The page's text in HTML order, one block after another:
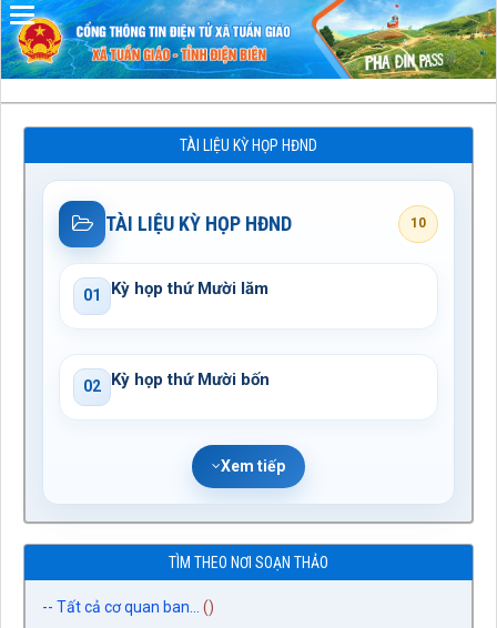
TÀI LIỆU KỲ HỌP HĐND
TÀI LIỆU KỲ HỌP HĐND 10
01 Kỳ họp thứ Mười lăm
02 Kỳ họp thứ Mười bốn
Xem tiếp
TÌM THEO NƠI SOẠN THẢO
-- Tất cả cơ quan ban...
()
Đã kết nối EMC